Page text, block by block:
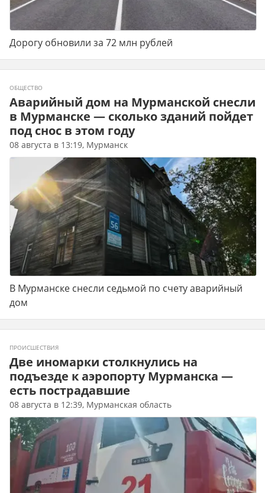
Дорогу обновили за 72 млн рублей
ОБЩЕСТВО
Аварийный дом на Мурманской снесли
в Мурманске — сколько зданий пойдет
под снос в этом году
08 августа в 13:19, Мурманск
В Мурманске снесли седьмой по счету аварийный
дом
ПРОИСШЕСТВИЯ
Две иномарки столкнулись на
подъезде к аэропорту Мурманска —
есть пострадавшие
08 августа в 12:39, Мурманская область